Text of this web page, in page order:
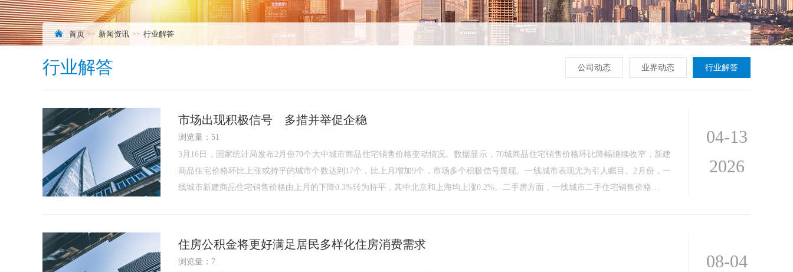
首页 新闻资讯 行业解答
行业解答 公司动态 业界动态 行业解答
市场出现积极信号 多措并举促企稳
浏览量：51
3月16日，国家统计局发布2月份70个大中城市商品住宅销售价格变动情况。数据显示，70城商品住宅销售价格环比降幅继续收窄，新建
商品住宅价格环比上涨或持平的城市个数达到17个，比上月增加9个，市场多个积极信号显现。一线城市表现尤为引人瞩目。2月份，一
线城市新建商品住宅销售价格由上月的下降0.3%转为持平，其中北京和上海均上涨0.2%。二手房方面，一线城市二手住宅销售价格…
04-13
2026
住房公积金将更好满足居民多样化住房消费需求
浏览量：7
08-04